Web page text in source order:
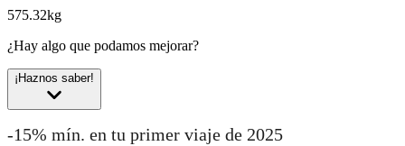
575.32kg
¿Hay algo que podamos mejorar?
¡Haznos saber!
-15% mín. en tu primer viaje de 2025